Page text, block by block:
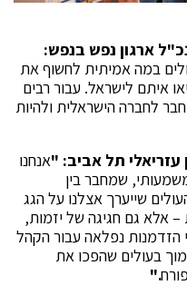
ארגון נפש בנפש:
במה אמיתית לחשוף את
איתם לישראל. עבור רבים
לחברה הישראלית ולהיות
עזריאלי תל אביב: "אנחנו
שמחבר בין
שייערך אצלנו על הגג
אלא גם חגיגה של יזמות,
הזדמנות נפלאה עבור הקהל
בעולים שהפכו את
."